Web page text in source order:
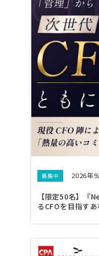
募集中 2026年
【限定50名】『
るCFOを目指す